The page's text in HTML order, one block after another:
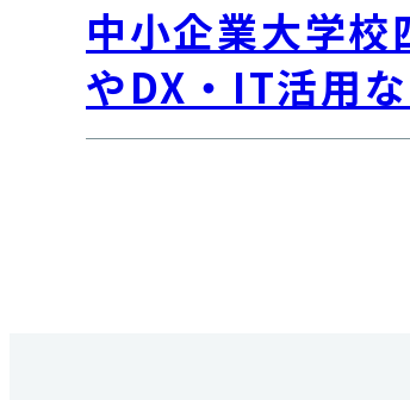
中小企業大学
やDX・IT活用